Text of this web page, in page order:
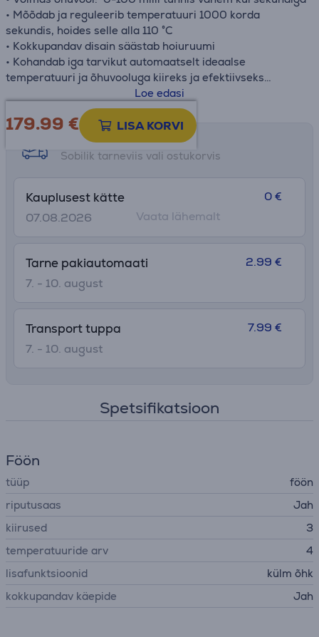
• Mõõdab ja reguleerib temperatuuri 1000 korda
sekundis, hoides selle alla 110 °C
• Kokkupandav disain säästab hoiuruumi
• Kohandab iga tarvikut automaatselt ideaalse
temperatuuri ja õhuvooluga kiireks ja efektiivseks
Loe edasi
179.99 € LISA KORVI
Tarne võimalused
Sobilik tarneviis vali ostukorvis
Kauplusest kätte
07.08.2026
0 €
Vaata lähemalt
Tarne pakiautomaati
7. - 10. august
2.99 €
Transport tuppa
7. - 10. august
7.99 €
Spetsifikatsioon
Föön
tüüp
föön
riputusaas
Jah
kiirused
3
temperatuuride arv
4
lisafunktsioonid
külm õhk
kokkupandav käepide
Jah